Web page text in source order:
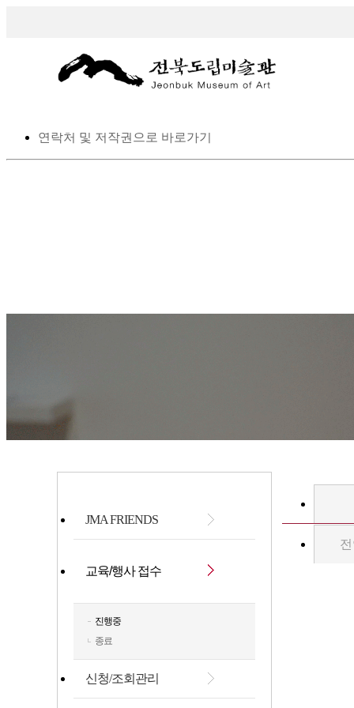
스킵 네비게이션
본문으로 바로가기
연락처 및 저작권으로 바로가기
JMA FRIENDS
교육/행사 접수
진행중
종료
신청/조회관리